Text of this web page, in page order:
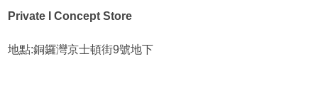
Private I Concept Store
地點:銅鑼灣京士頓街9號地下